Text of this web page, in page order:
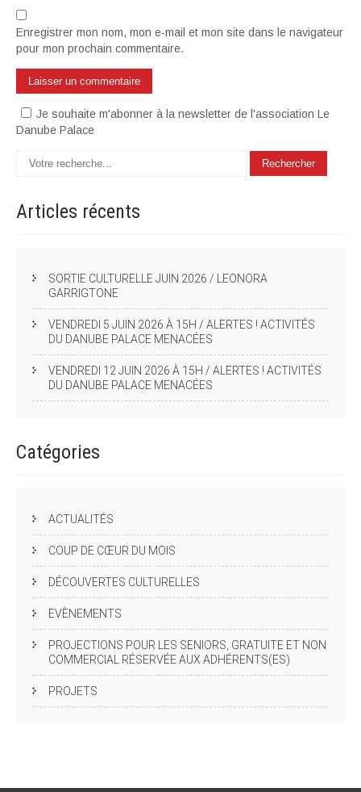
Enregistrer mon nom, mon e-mail et mon site dans le navigateur
pour mon prochain commentaire.
Je souhaite m'abonner à la newsletter de l'association Le
Danube Palace
Articles récents
SORTIE CULTURELLE JUIN 2026 / LEONORA
GARRIGTONE
VENDREDI 5 JUIN 2026 À 15H / ALERTES ! ACTIVITÉS
DU DANUBE PALACE MENACÉES
VENDREDI 12 JUIN 2026 À 15H / ALERTES ! ACTIVITÉS
DU DANUBE PALACE MENACÉES
Catégories
ACTUALITÉS
COUP DE CŒUR DU MOIS
DÉCOUVERTES CULTURELLES
EVÈNEMENTS
PROJECTIONS POUR LES SENIORS, GRATUITE ET NON
COMMERCIAL RÉSERVÉE AUX ADHÉRENTS(ES)
PROJETS